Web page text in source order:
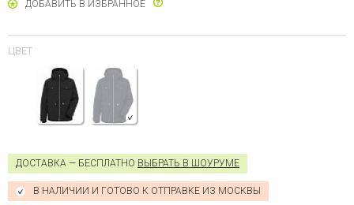
ДОБАВИТЬ В ИЗБРАННОЕ
ЦВЕТ
ДОСТАВКА — БЕСПЛАТНО ВЫБРАТЬ В ШОУРУМЕ
В НАЛИЧИИ И ГОТОВО К ОТПРАВКЕ ИЗ МОСКВЫ